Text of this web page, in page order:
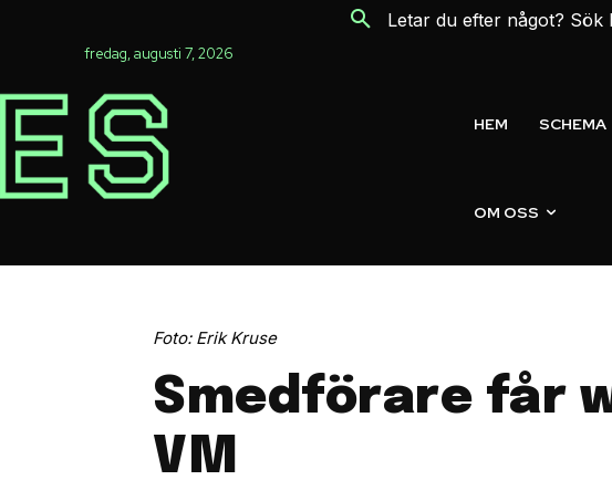
fredag, augusti 7, 2026
Letar du efter något? Sök
HEM SCHEMA
OM OSS
Foto: Erik Kruse
Smedförare får
VM